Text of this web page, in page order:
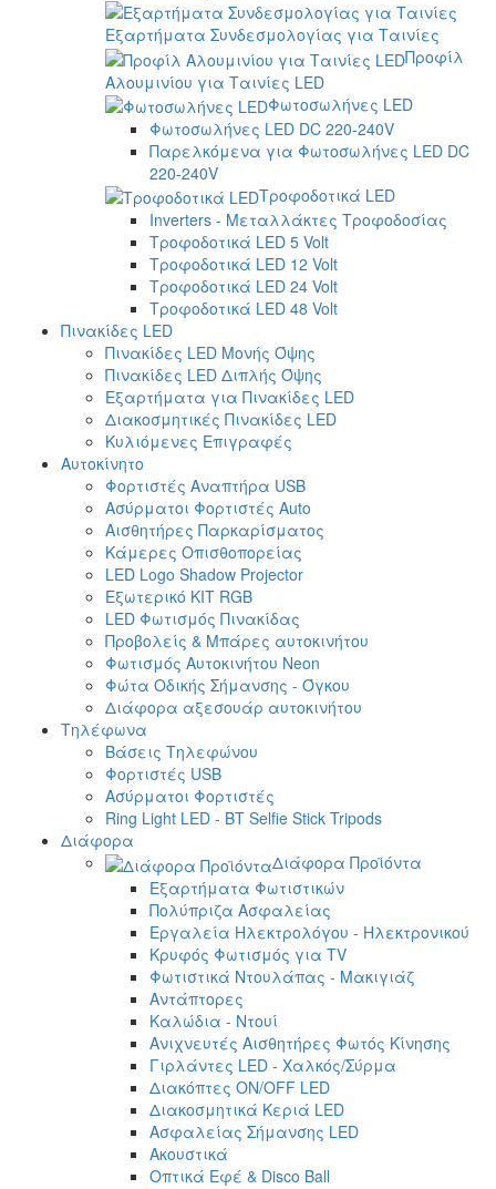
Εξαρτήματα Συνδεσμολογίας για Ταινίες
Προφίλ
Αλουμινίου για Ταινίες LED
Φωτοσωλήνες LED
Φωτοσωλήνες LED DC 220-240V
Παρελκόμενα για Φωτοσωλήνες LED DC
220-240V
Τροφοδοτικά LED
Inverters - Μεταλλάκτες Τροφοδοσίας
Τροφοδοτικά LED 5 Volt
Τροφοδοτικά LED 12 Volt
Τροφοδοτικά LED 24 Volt
Τροφοδοτικά LED 48 Volt
Πινακίδες LED
Πινακίδες LED Μονής Όψης
Πινακίδες LED Διπλής Όψης
Εξαρτήματα για Πινακίδες LED
Διακοσμητικές Πινακίδες LED
Κυλιόμενες Επιγραφές
Αυτοκίνητο
Φορτιστές Αναπτήρα USB
Ασύρματοι Φορτιστές Auto
Αισθητήρες Παρκαρίσματος
Κάμερες Οπισθοπορείας
LED Logo Shadow Projector
Εξωτερικό ΚΙΤ RGB
LED Φωτισμός Πινακίδας
Προβολείς & Μπάρες αυτοκινήτου
Φωτισμός Αυτοκινήτου Neon
Φώτα Οδικής Σήμανσης - Όγκου
Διάφορα αξεσουάρ αυτοκινήτου
Τηλέφωνα
Βάσεις Τηλεφώνου
Φορτιστές USB
Ασύρματοι Φορτιστές
Ring Light LED - BT Selfie Stick Tripods
Διάφορα
Διάφορα Προϊόντα
Εξαρτήματα Φωτιστικών
Πολύπριζα Ασφαλείας
Εργαλεία Ηλεκτρολόγου - Ηλεκτρονικού
Κρυφός Φωτισμός για TV
Φωτιστικά Ντουλάπας - Μακιγιάζ
Αντάπτορες
Καλώδια - Ντουί
Ανιχνευτές Αισθητήρες Φωτός Κίνησης
Γιρλάντες LED - Χαλκός/Σύρμα
Διακόπτες ON/OFF LED
Διακοσμητικά Κεριά LED
Ασφαλείας Σήμανσης LED
Ακουστικά
Οπτικά Εφέ & Disco Ball